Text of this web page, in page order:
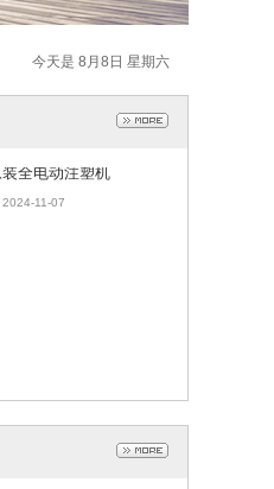
今天是 8月8日 星期六
2024-11-07